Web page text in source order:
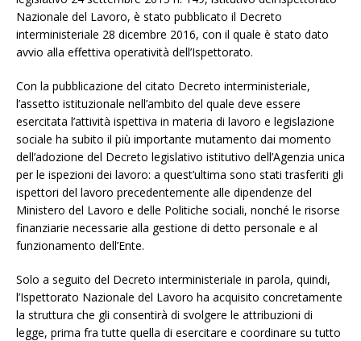
Nazionale del Lavoro, è stato pubblicato il Decreto
interministeriale 28 dicembre 2016, con il quale è stato dato
avvio alla effettiva operatività dell’Ispettorato.
Con la pubblicazione del citato Decreto interministeriale,
l’assetto istituzionale nell’ambito del quale deve essere
esercitata l’attività ispettiva in materia di lavoro e legislazione
sociale ha subito il più importante mutamento dai momento
dell’adozione del Decreto legislativo istitutivo dell’Agenzia unica
per le ispezioni dei lavoro: a quest’ultima sono stati trasferiti gli
ispettori del lavoro precedentemente alle dipendenze del
Ministero del Lavoro e delle Politiche sociali, nonché le risorse
finanziarie necessarie alla gestione di detto personale e al
funzionamento dell’Ente.
Solo a seguito del Decreto interministeriale in parola, quindi,
l’Ispettorato Nazionale del Lavoro ha acquisito concretamente
la struttura che gli consentirà di svolgere le attribuzioni di
legge, prima fra tutte quella di esercitare e coordinare su tutto